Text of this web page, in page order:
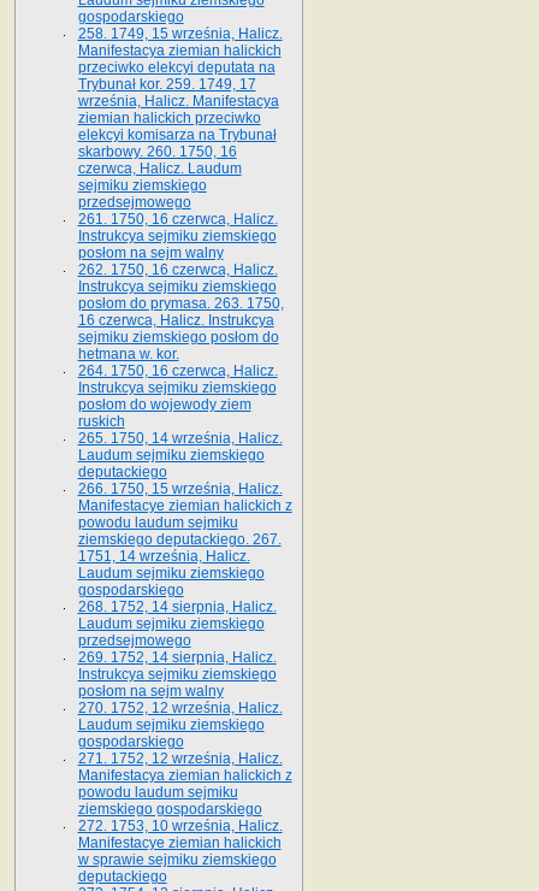
gospodarskiego
258. 1749, 15 września, Halicz.
Manifestacya ziemian halickich
przeciwko elekcyi deputata na
Trybunał kor. 259. 1749, 17
września, Halicz. Manifestacya
ziemian halickich przeciwko
elekcyi komisarza na Trybunał
skarbowy. 260. 1750, 16
czerwca, Halicz. Laudum
sejmiku ziemskiego
przedsejmowego
261. 1750, 16 czerwca, Halicz.
Instrukcya sejmiku ziemskiego
posłom na sejm walny
262. 1750, 16 czerwca, Halicz.
Instrukcya sejmiku ziemskiego
posłom do prymasa. 263. 1750,
16 czerwca, Halicz. Instrukcya
sejmiku ziemskiego posłom do
hetmana w. kor.
264. 1750, 16 czerwca, Halicz.
Instrukcya sejmiku ziemskiego
posłom do wojewody ziem
ruskich
265. 1750, 14 września, Halicz.
Laudum sejmiku ziemskiego
deputackiego
266. 1750, 15 września, Halicz.
Manifestacye ziemian halickich z
powodu laudum sejmiku
ziemskiego deputackiego. 267.
1751, 14 września, Halicz.
Laudum sejmiku ziemskiego
gospodarskiego
268. 1752, 14 sierpnia, Halicz.
Laudum sejmiku ziemskiego
przedsejmowego
269. 1752, 14 sierpnia, Halicz.
Instrukcya sejmiku ziemskiego
posłom na sejm walny
270. 1752, 12 września, Halicz.
Laudum sejmiku ziemskiego
gospodarskiego
271. 1752, 12 września, Halicz.
Manifestacya ziemian halickich z
powodu laudum sejmiku
ziemskiego gospodarskiego
272. 1753, 10 września, Halicz.
Manifestacye ziemian halickich
w sprawie sejmiku ziemskiego
deputackiego